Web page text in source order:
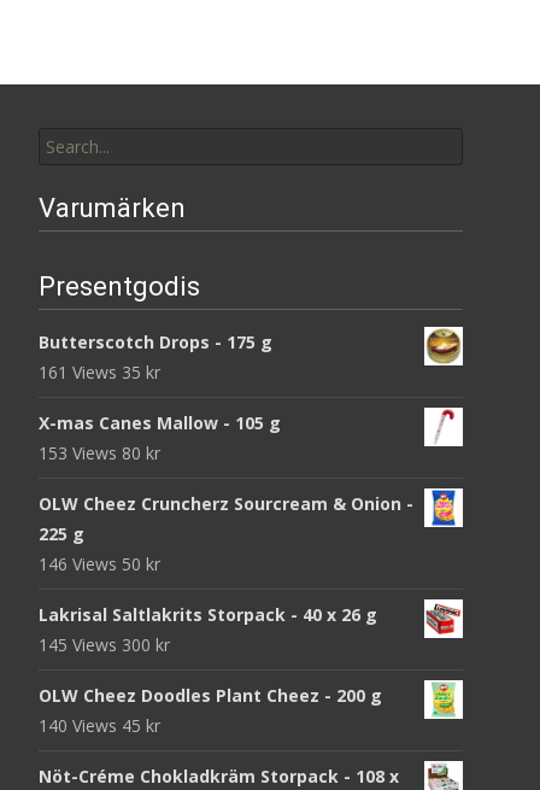
for:
Varumärken
Presentgodis
Butterscotch Drops - 175 g
161 Views 35 kr
X-mas Canes Mallow - 105 g
153 Views 80 kr
OLW Cheez Cruncherz Sourcream & Onion -
225 g
146 Views 50 kr
Lakrisal Saltlakrits Storpack - 40 x 26 g
145 Views 300 kr
OLW Cheez Doodles Plant Cheez - 200 g
140 Views 45 kr
Nöt-Créme Chokladkräm Storpack - 108 x